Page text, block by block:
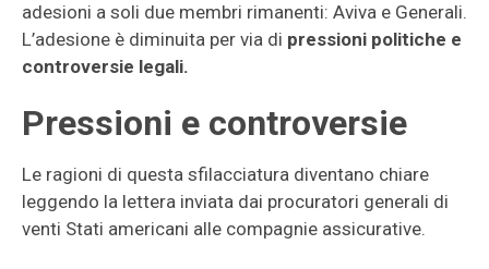
adesioni a soli due membri rimanenti: Aviva e Generali.
L’adesione è diminuita per via di pressioni politiche e
controversie legali.
Pressioni e controversie
Le ragioni di questa sfilacciatura diventano chiare
leggendo la lettera inviata dai procuratori generali di
venti Stati americani alle compagnie assicurative.